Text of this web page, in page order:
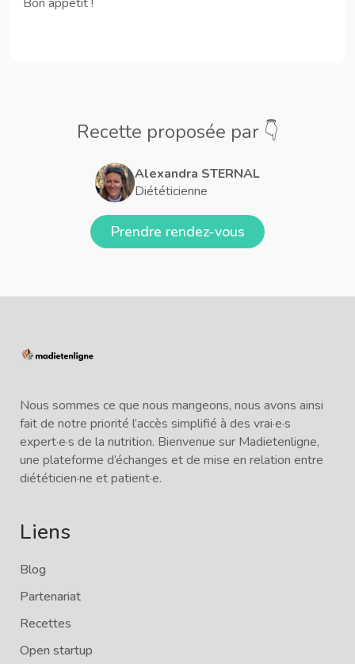
Recette proposée par 👇
Alexandra STERNAL
Diététicienne
Prendre rendez-vous
Nous sommes ce que nous mangeons, nous avons ainsi
fait de notre priorité l’accès simplifié à des vrai·e·s
expert·e·s de la nutrition. Bienvenue sur Madietenligne,
une plateforme d’échanges et de mise en relation entre
diététicien·ne et patient·e.
Liens
Blog
Partenariat
Recettes
Open startup